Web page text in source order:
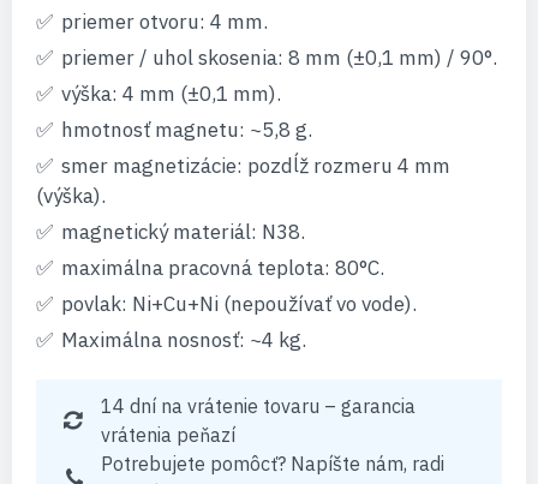
priemer otvoru: 4 mm.
priemer / uhol skosenia: 8 mm (±0,1 mm) / 90°.
výška: 4 mm (±0,1 mm).
hmotnosť magnetu: ~5,8 g.
smer magnetizácie: pozdĺž rozmeru 4 mm
(výška).
magnetický materiál: N38.
maximálna pracovná teplota: 80°C.
povlak: Ni+Cu+Ni (nepoužívať vo vode).
Maximálna nosnosť: ~4 kg.
14 dní na vrátenie tovaru – garancia
vrátenia peňazí
Potrebujete pomôcť? Napíšte nám, radi